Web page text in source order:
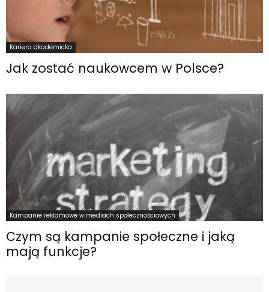
Kariera akademicka
Jak zostać naukowcem w Polsce?
Kampanie reklamowe w mediach społecznościowych
Czym są kampanie społeczne i jaką
mają funkcje?